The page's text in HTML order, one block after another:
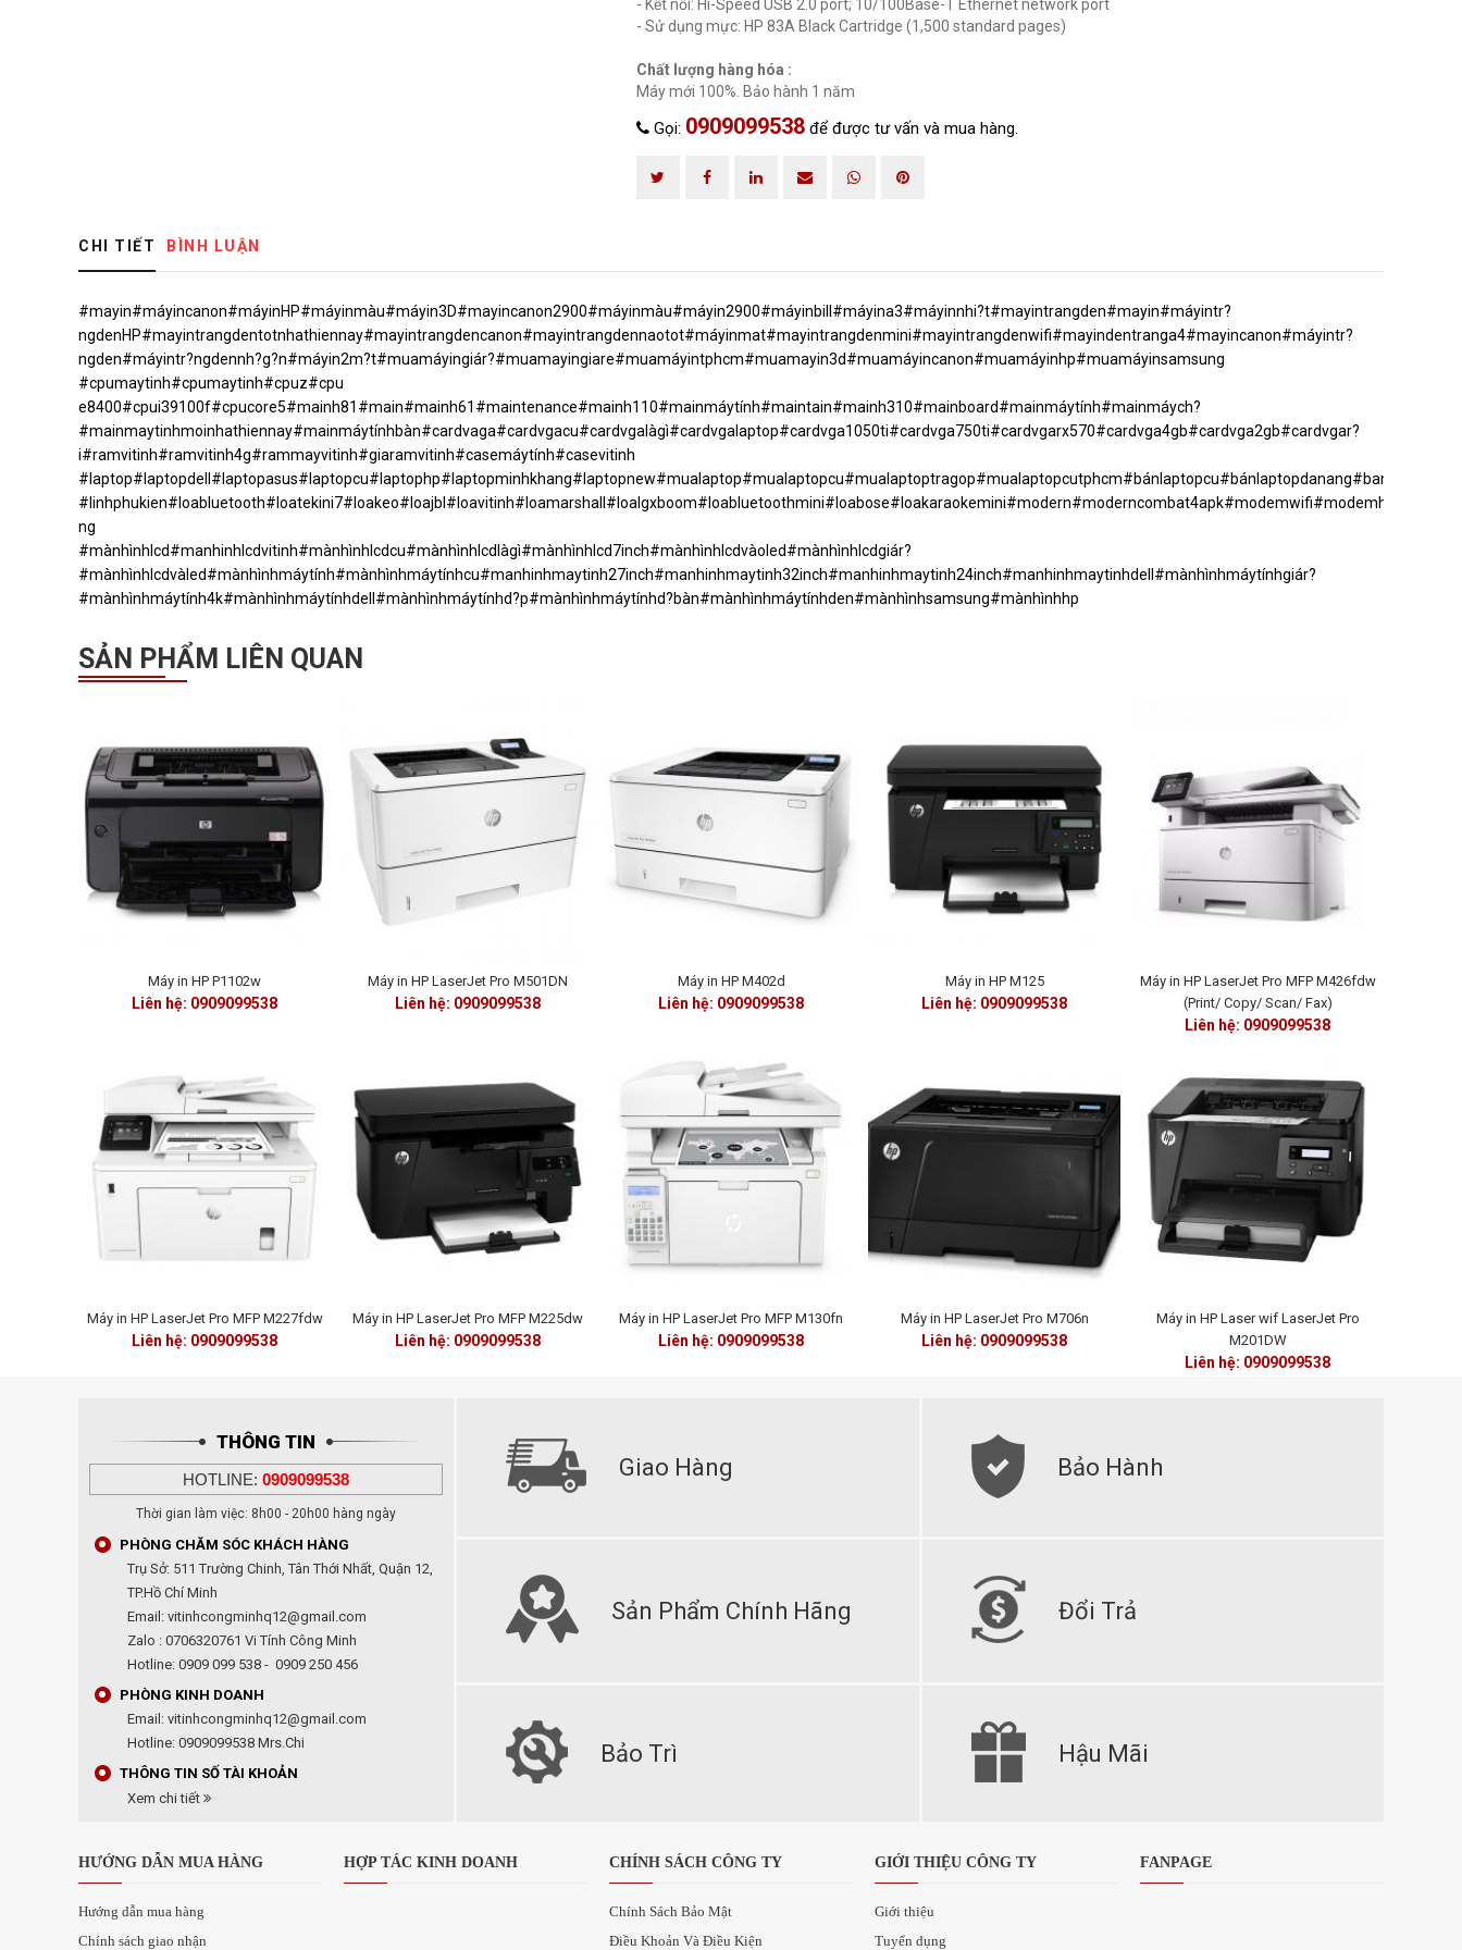
- Kết nối: Hi-Speed USB 2.0 port; 10/100Base-T Ethernet network port
- Sử dụng mực: HP 83A Black Cartridge (1,500 standard pages)
Chất lượng hàng hóa :
Máy mới 100%. Bảo hành 1 năm
Gọi: 0909099538 để được tư vấn và mua hàng.
CHI TIẾT BÌNH LUẬN
#mayin#máyincanon#máyinHP#máyinmàu#máyin3D#mayincanon2900#máyinmàu#máyin2900#máyinbill#máyina3#máyinnhi?t#mayintrangden#mayin#máyintr?
ngdenHP#mayintrangdentotnhathiennay#mayintrangdencanon#mayintrangdennaotot#máyinmat#mayintrangdenmini#mayintrangdenwifi#mayindentranga4#mayincanon#máyintr?
ngden#máyintr?ngdennh?g?n#máyin2m?t#muamáyingiár?#muamayingiare#muamáyintphcm#muamayin3d#muamáyincanon#muamáyinhp#muamáyinsamsung
#cpumaytinh#cpumaytinh#cpuz#cpu
e8400#cpui39100f#cpucore5#mainh81#main#mainh61#maintenance#mainh110#mainmáytính#maintain#mainh310#mainboard#mainmáytính#mainmáych?
#mainmaytinhmoinhathiennay#mainmáytínhbàn#cardvaga#cardvgacu#cardvgalàgì#cardvgalaptop#cardvga1050ti#cardvga750ti#cardvgarx570#cardvga4gb#cardvga2gb#cardvgar?
i#ramvitinh#ramvitinh4g#rammayvitinh#giaramvitinh#casemáytính#casevitinh
ng
#mànhìnhlcd#manhinhlcdvitinh#mànhìnhlcdcu#mànhìnhlcdlàgì#mànhìnhlcd7inch#mànhìnhlcdvàoled#mànhìnhlcdgiár?
#mànhìnhlcdvàled#mànhìnhmáytính#mànhìnhmáytínhcu#manhinhmaytinh27inch#manhinhmaytinh32inch#manhinhmaytinh24inch#manhinhmaytinhdell#mànhìnhmáytínhgiár?
#mànhìnhmáytính4k#mànhìnhmáytínhdell#mànhìnhmáytínhd?p#mànhìnhmáytínhd?bàn#mànhìnhmáytínhden#mànhìnhsamsung#mànhìnhhp
SẢN PHẨM LIÊN QUAN
Máy in HP P1102w
Liên hệ: 0909099538
Máy in HP LaserJet Pro M501DN
Liên hệ: 0909099538
Máy in HP M402d
Liên hệ: 0909099538
Máy in HP M125
Liên hệ: 0909099538
Máy in HP LaserJet Pro MFP M426fdw
(Print/ Copy/ Scan/ Fax)
Liên hệ: 0909099538
Máy in HP LaserJet Pro MFP M227fdw
Liên hệ: 0909099538
Máy in HP LaserJet Pro MFP M225dw
Liên hệ: 0909099538
Máy in HP LaserJet Pro MFP M130fn
Liên hệ: 0909099538
Máy in HP LaserJet Pro M706n
Liên hệ: 0909099538
Máy in HP Laser wif LaserJet Pro
M201DW
Liên hệ: 0909099538
THÔNG TIN
HOTLINE: 0909099538
Thời gian làm việc: 8h00 - 20h00 hàng ngày
PHÒNG CHĂM SÓC KHÁCH HÀNG
Trụ Sở: 511 Trường Chinh, Tân Thới Nhất, Quận 12,
TP.Hồ Chí Minh
Email: vitinhcongminhq12@gmail.com
Zalo : 0706320761 Vi Tính Công Minh
Hotline: 0909 099 538 - 0909 250 456
PHÒNG KINH DOANH
Email: vitinhcongminhq12@gmail.com
Hotline: 0909099538 Mrs.Chi
THÔNG TIN SỐ TÀI KHOẢN
Xem chi tiết
Giao Hàng Bảo Hành
Sản Phẩm Chính Hãng Đổi Trả
Bảo Trì Hậu Mãi
HƯỚNG DẪN MUA HÀNG
Hướng dẫn mua hàng
Chính sách giao nhận
HỢP TÁC KINH DOANH CHÍNH SÁCH CÔNG TY
Chính Sách Bảo Mật
Điều Khoản Và Điều Kiện
GIỚI THIỆU CÔNG TY
Giới thiệu
Tuyển dụng
FANPAGE